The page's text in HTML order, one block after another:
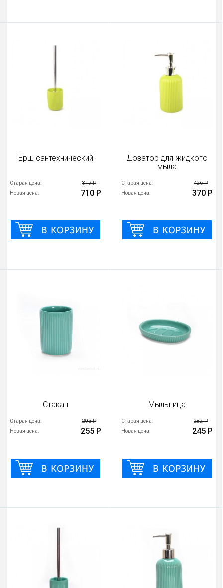
Ерш сантехнический
Старая цена: 817 Р
Новая цена: 710 Р
Дозатор для жидкого
мыла
Старая цена: 426 Р
Новая цена: 370 Р
Стакан
Старая цена: 293 Р
Новая цена: 255 Р
Мыльница
Старая цена: 282 Р
Новая цена: 245 Р